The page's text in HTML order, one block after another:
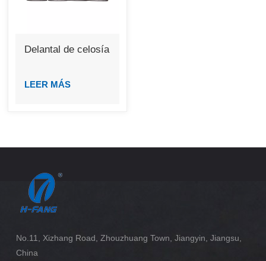
Delantal de celosía
LEER MÁS
No.11, Xizhang Road, Zhouzhuang Town, Jiangyin, Jiangsu,
China